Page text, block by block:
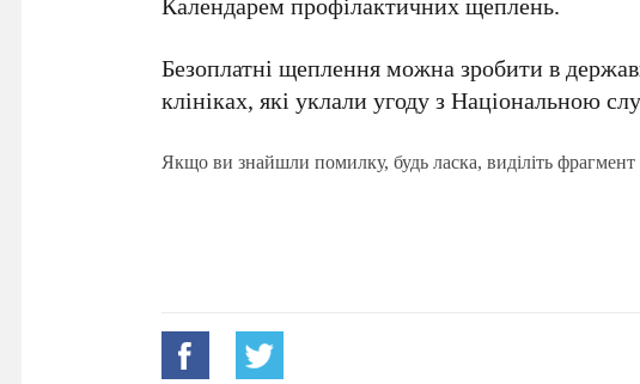
Безоплатні щеплення можна зробити в
клініках, які уклали угоду з Національною
Якщо ви знайшли помилку, будь ласка, виділіть фрагмент